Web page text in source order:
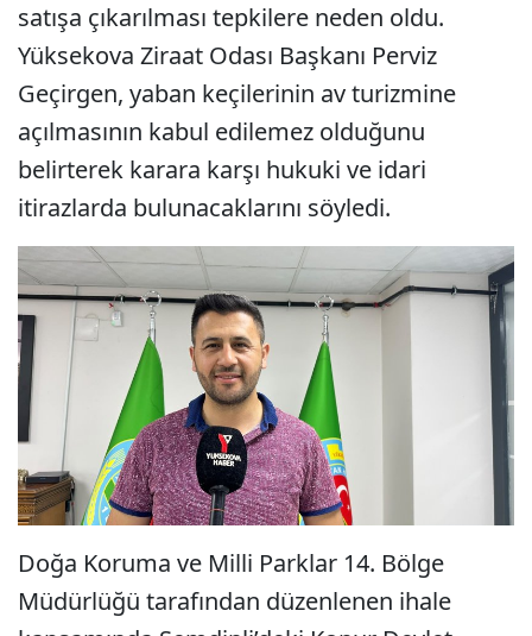
satışa çıkarılması tepkilere neden oldu.
Yüksekova Ziraat Odası Başkanı Perviz
Geçirgen, yaban keçilerinin av turizmine
açılmasının kabul edilemez olduğunu
belirterek karara karşı hukuki ve idari
itirazlarda bulunacaklarını söyledi.
Doğa Koruma ve Milli Parklar 14. Bölge
Müdürlüğü tarafından düzenlenen ihale